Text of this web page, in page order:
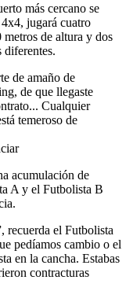
más cercano se
jugará cuatro
de altura y dos
diferentes.
de amaño de
de que llegaste
Cualquier
temeroso de
acumulación de
A y el Futbolista B
recuerda el Futbolista
pedíamos cambio o el
en la cancha. Estabas
contracturas